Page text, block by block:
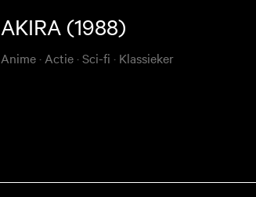
AKIRA (1988)
Anime ·Actie ·Sci-fi · Klassieker